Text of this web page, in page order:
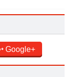
Google+